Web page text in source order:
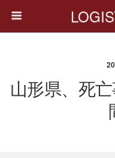
山形県、死